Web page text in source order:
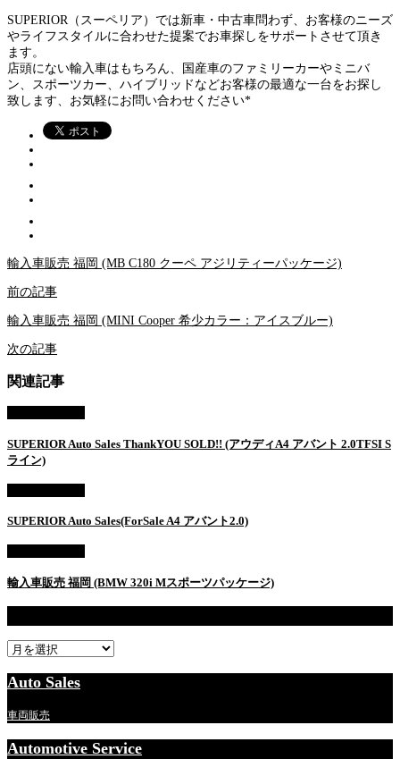
SUPERIOR（スーペリア）では新車・中古車問わず、お客様のニーズ
やライフスタイルに合わせた提案でお車探しをサポートさせて頂き
ます。
店頭にない輸入車はもちろん、国産車のファミリーカーやミニバ
ン、スポーツカー、ハイブリッドなどお客様の最適な一台をお探し
致します、お気軽にお問い合わせください*
輸入車販売 福岡 (MB C180 クーペ アジリティーパッケージ)
前の記事
輸入車販売 福岡 (MINI Cooper 希少カラー：アイスブルー)
次の記事
関連記事
SUPERIOR Auto Sales ThankYOU SOLD!! (アウディA4 アバント 2.0TFSI S
ライン)
SUPERIOR Auto Sales(ForSale A4 アバント2.0)
輸入車販売 福岡 (BMW 320i Mスポーツパッケージ)
過
記
一
覧
Auto Sales
車両販売
Automotive Service